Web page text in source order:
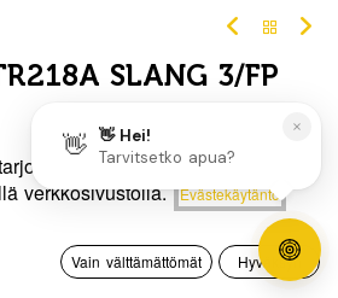
Lisää ostoskoriin
0
Toivelista Tili
SLANG 3/FP
sinulle paremman
verkkosivustolla.
Evästekäytäntö
Vain välttämättömät Hyväksyn